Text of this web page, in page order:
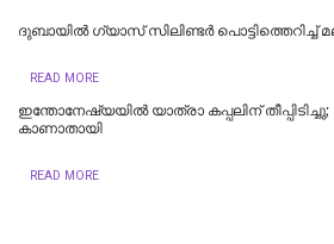
ദുബായിൽ ​ഗ്യാസ് സിലിണ്ടർ പൊട്ടിത്തെറിച്ച്
READ MORE
ഇന്തോനേഷ്യയില്‍ യാത്രാ കപ്പലിന്
കാണാതായി
READ MORE